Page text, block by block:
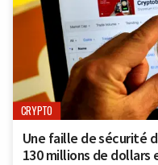
CRYPTO
Une faille de sécurité
130 millions de dollars